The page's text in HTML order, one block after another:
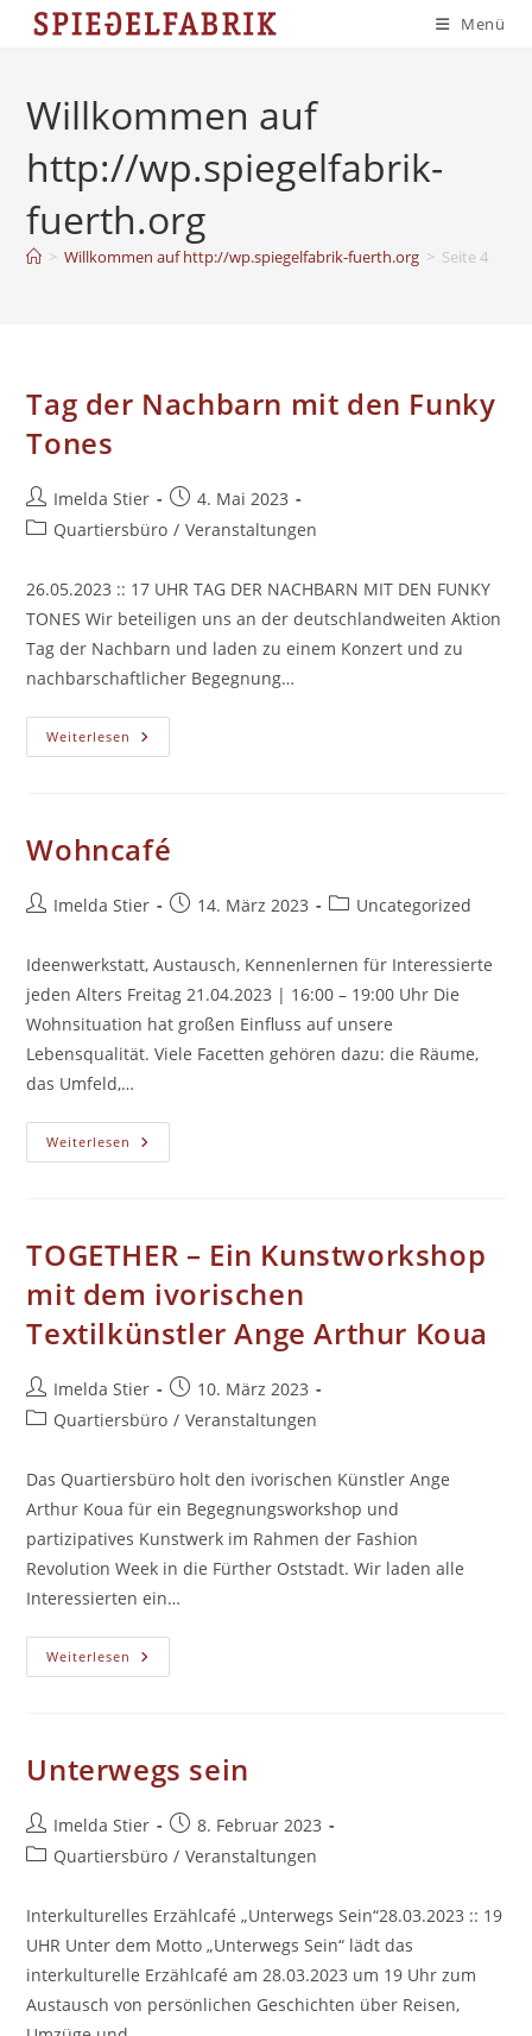
Inhalt
Menü
Willkommen auf
http://wp.spiegelfabrik-
fuerth.org
> Willkommen auf http://wp.spiegelfabrik-fuerth.org > Seite 4
Tag der Nachbarn mit den Funky
Tones
Beitrags-
Autor:
Imelda Stier
Beitrag
veröffentlicht:
4. Mai 2023
Beitrags-
Quartiersbüro / Veranstaltungen
26.05.2023 :: 17 UHR TAG DER NACHBARN MIT DEN FUNKY
TONES Wir beteiligen uns an der deutschlandweiten Aktion
Tag der Nachbarn und laden zu einem Konzert und zu
nachbarschaftlicher Begegnung…
Weiterlesen Tag
Der
Tones
Wohncafé
Beitrags-
Imelda Stier
Beitrag14. März 2023
Beitrags-
Uncategorized
Ideenwerkstatt, Austausch, Kennenlernen für Interessierte
jeden Alters Freitag 21.04.2023 | 16:00 – 19:00 Uhr Die
Wohnsituation hat großen Einfluss auf unsere
Lebensqualität. Viele Facetten gehören dazu: die Räume,
das Umfeld,…
Weiterlesen Wohncafé
TOGETHER – Ein Kunstworkshop
mit dem ivorischen
Textilkünstler Ange Arthur Koua
Beitrags-
Autor:
Imelda Stier
Beitrag
veröffentlicht:
10. März 2023
Beitrags-
Quartiersbüro / Veranstaltungen
Das Quartiersbüro holt den ivorischen Künstler Ange
Arthur Koua für ein Begegnungsworkshop und
partizipatives Kunstwerk im Rahmen der Fashion
Revolution Week in die Fürther Oststadt. Wir laden alle
Interessierten ein…
Weiterlesen TOGETHER
–
Ivorischen
Textilkünstler
Ange
Koua
Unterwegs sein
Beitrags-
Autor:
Imelda Stier
Beitrag
veröffentlicht:
8. Februar 2023
Beitrags-
Quartiersbüro / Veranstaltungen
Interkulturelles Erzählcafé „Unterwegs Sein“28.03.2023 :: 19
UHR Unter dem Motto „Unterwegs Sein“ lädt das
interkulturelle Erzählcafé am 28.03.2023 um 19 Uhr zum
Austausch von persönlichen Geschichten über Reisen,